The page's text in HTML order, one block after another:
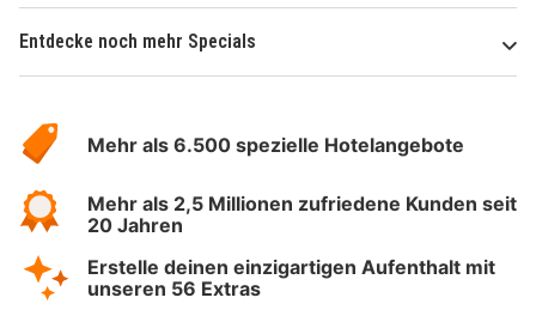
Entdecke noch mehr Specials
Hotelspecials
Mehr als 6.500 spezielle Hotelangebote
Mehr als 2,5 Millionen zufriedene Kunden seit
20 Jahren
Erstelle deinen einzigartigen Aufenthalt mit
unseren 56 Extras